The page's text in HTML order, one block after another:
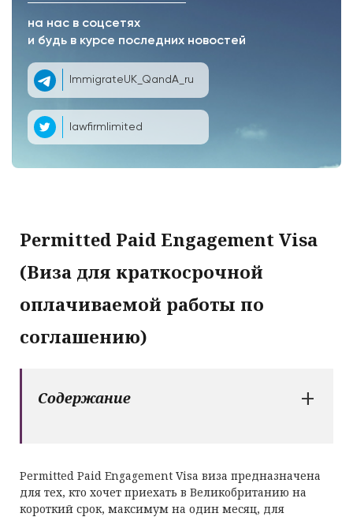
на нас в соцсетях
и будь в курсе последних новостей
ImmigrateUK_QandA_ru
lawfirmlimited
Permitted Paid Engagement Visa
(Виза для краткосрочной
оплачиваемой работы по
соглашению)
Содержание +
Permitted Paid Engagement Visa виза предназначена
для тех, кто хочет приехать в Великобританию на
короткий срок, максимум на один месяц, для